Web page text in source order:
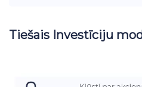
Tiešais Investīciju